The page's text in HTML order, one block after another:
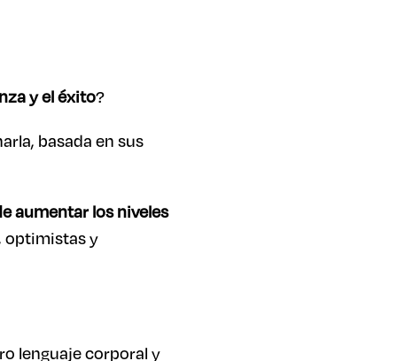
y el éxito?
basada en sus
aumentar los niveles
optimistas y
lenguaje corporal y